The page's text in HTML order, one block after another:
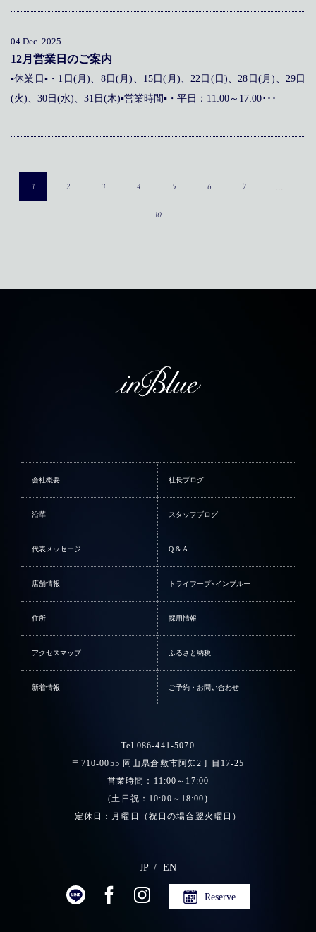
04 Dec. 2025
12月営業日のご案内
▪休業日▪・1日(月)、8日(月)、15日(月)、22日(日)、28日(月)、29日
(火)、30日(水)、31日(木)▪営業時間▪・平日：11:00～17:00･･･
1 2 3 4 5 6 7
10
会社概要 社長ブログ
沿革 スタッフブログ
代表メッセージ Q & A
店舗情報 トライフープ×インブルー
住所 採用情報
アクセスマップ ふるさと納税
新着情報 ご予約・お問い合わせ
Tel 086-441-5070
〒710-0055 岡山県倉敷市阿知2丁目17-25
営業時間：11:00～17:00
(土日祝：10:00～18:00)
定休日：月曜日（祝日の場合翌火曜日）
JP EN
Reserve